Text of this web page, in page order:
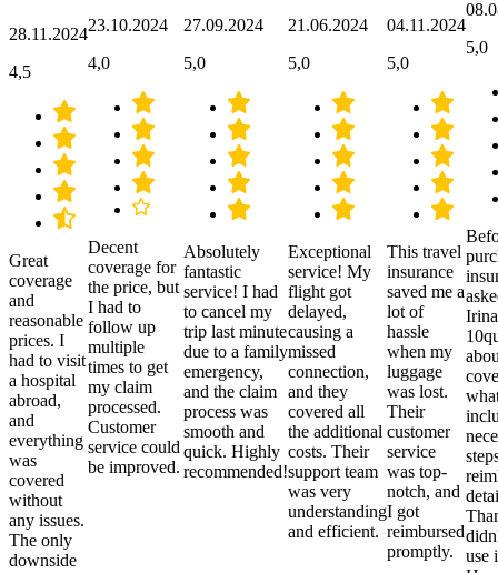
28.11.2024
4,5
Great
coverage
and
reasonable
prices. I
had to visit
a hospital
abroad,
and
everything
was
covered
without
any issues.
The only
downside
23.10.2024
4,0
Decent
coverage for
the price, but
I had to
follow up
multiple
times to get
my claim
processed.
Customer
service could
be improved.
27.09.2024
5,0
Absolutely
fantastic
service! I had
to cancel my
trip last minute
due to a family
emergency,
and the claim
process was
smooth and
quick. Highly
recommended!
21.06.2024
5,0
Exceptional
service! My
flight got
delayed,
causing a
missed
connection,
and they
covered all
the additional
costs. Their
support team
was very
understanding
and efficient.
04.11.2024
5,0
This travel
insurance
saved me a
lot of
hassle
when my
luggage
was lost.
Their
customer
service
was top-
notch, and
I got
reimbursed
promptly.
5,0
use